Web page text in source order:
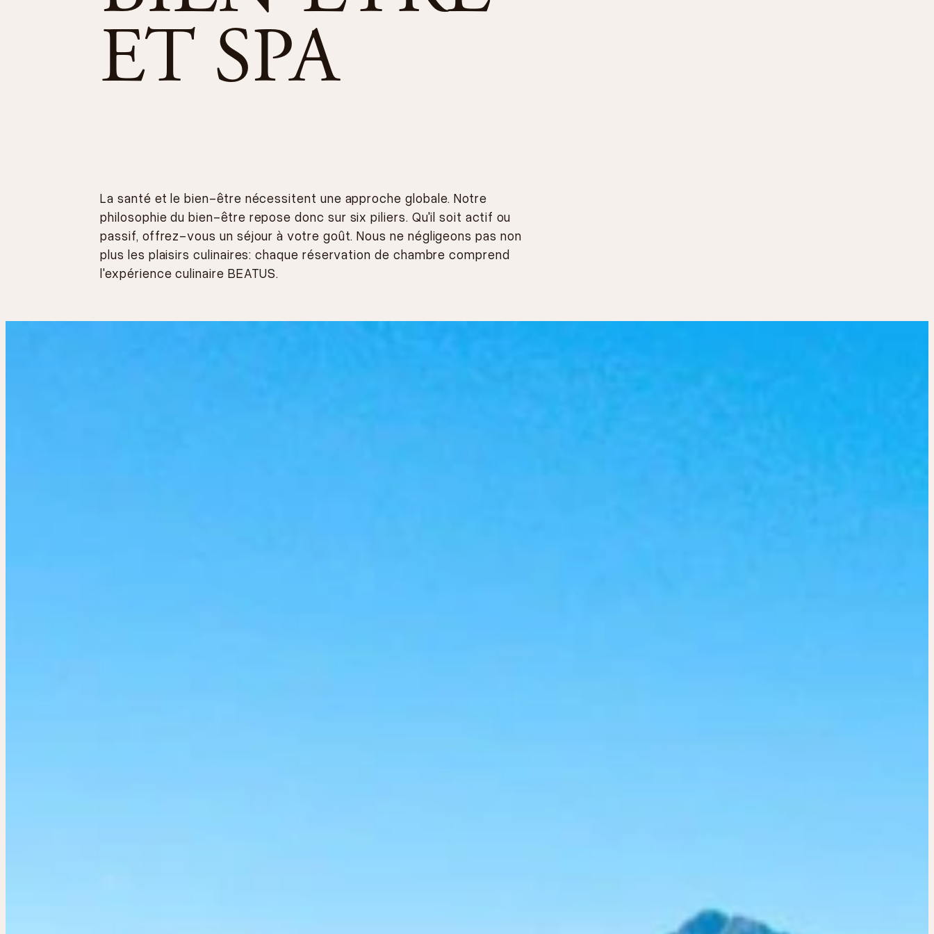
ET SPA
La santé et le bien-être nécessitent une approche globale. Notre
philosophie du bien-être repose donc sur six piliers. Qu'il soit actif ou
passif, offrez-vous un séjour à votre goût. Nous ne négligeons pas non
plus les plaisirs culinaires: chaque réservation de chambre comprend
l'expérience culinaire BEATUS.